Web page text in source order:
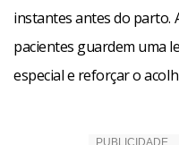
instantes antes do parto.
pacientes guardem uma
especial e reforçar o